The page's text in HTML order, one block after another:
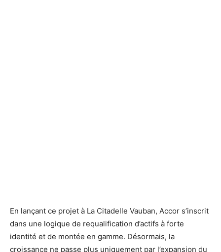
En lançant ce projet à La Citadelle Vauban, Accor s’inscrit
dans une logique de requalification d’actifs à forte
identité et de montée en gamme. Désormais, la
croissance ne passe plus uniquement par l’expansion du